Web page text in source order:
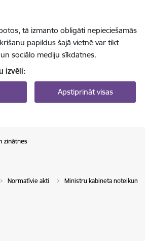
tā izmanto obligāti nepieciešamās
papildus šajā vietnē var tikt
sociālo mediju sīkdatnes.
izvēli:
Apstiprināt visas
Normatīvie akti Ministru kabineta noteikumi